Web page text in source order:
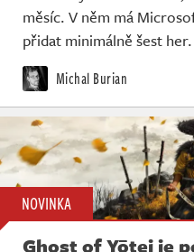
měsíc. V něm má
přidat minimálně šest her.
Michal Burian
NOVINKA
Ghost of Yōtei je